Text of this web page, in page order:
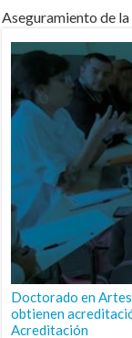
Aseguramiento de
Doctorado en
obtienen
Acreditación